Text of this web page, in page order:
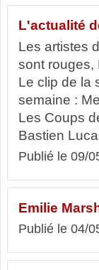
L'actualité
Les artistes
sont rouges,
Le clip de la
semaine :
Les Coups
Bastien
Publié le 09/
Emilie
Publié le 04/